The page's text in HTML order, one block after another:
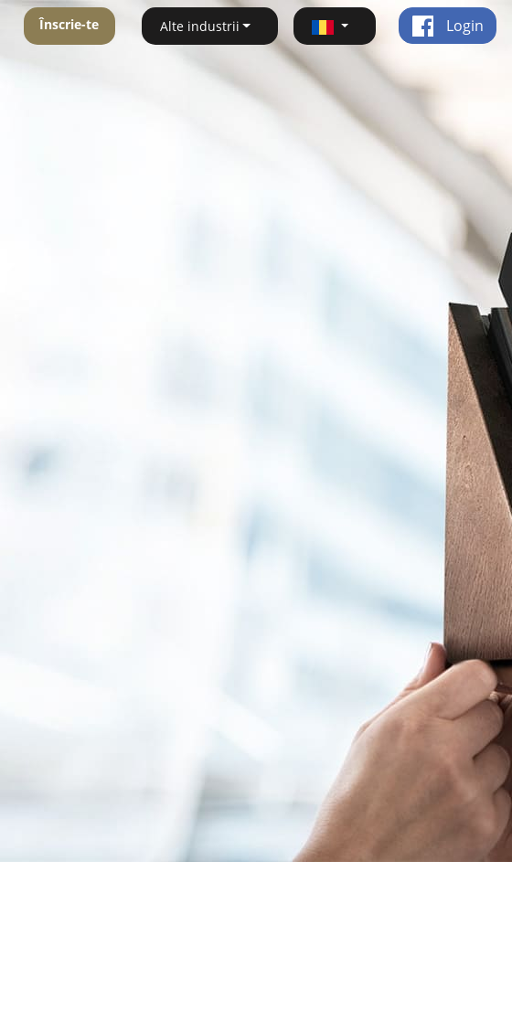
Înscrie-te Alte industrii Login